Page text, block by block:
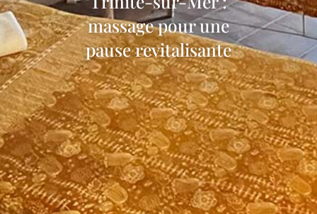
massage pour une
pause revitalisante